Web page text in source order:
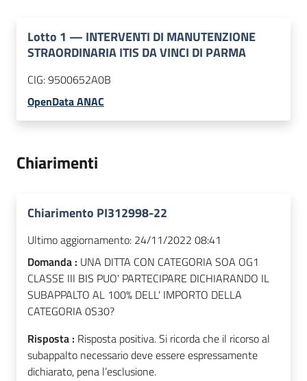
Lotto 1 — INTERVENTI DI MANUTENZIONE
STRAORDINARIA ITIS DA VINCI DI PARMA
CIG:9500652A0B
OpenData ANAC
Chiarimenti
Chiarimento PI312998-22
Ultimo aggiornamento: 24/11/2022 08:41
Domanda : UNA DITTA CON CATEGORIA SOA OG1
CLASSE III BIS PUO' PARTECIPARE DICHIARANDO IL
SUBAPPALTO AL 100% DELL' IMPORTO DELLA
CATEGORIA 0S30?
Risposta : Risposta positiva. Si ricorda che il ricorso al
subappalto necessario deve essere espressamente
dichiarato, pena l’esclusione.